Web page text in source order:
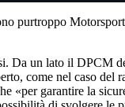
purtroppo
Da un lato il DPCM
come nel caso del
garantire la